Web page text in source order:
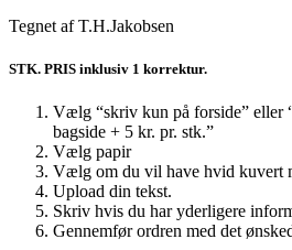
Tegnet af T.H.Jakobsen
STK. PRIS inklusiv 1 korrektur.
Vælg “skriv kun på forside” eller
bagside + 5 kr. pr. stk.”
Vælg papir
Vælg om du vil have hvid kuvert
Upload din tekst.
Skriv hvis du har yderligere
Gennemfør ordren med det